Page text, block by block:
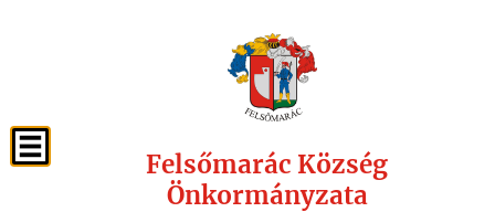
Felsőmarác Község
Önkormányzata